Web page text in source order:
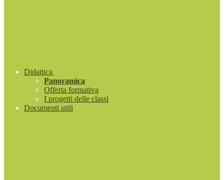
Didattica
Panoramica
Offerta formativa
I progetti delle classi
Documenti utili